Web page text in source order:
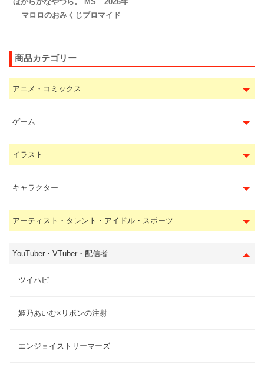
マロロのおみくじブロマイド
商品カテゴリー
アニメ・コミックス
ゲーム
イラスト
キャラクター
アーティスト・タレント・アイドル・スポーツ
YouTuber・VTuber・配信者
ツイハピ
姫乃あいむ×リボンの注射
エンジョイストリーマーズ